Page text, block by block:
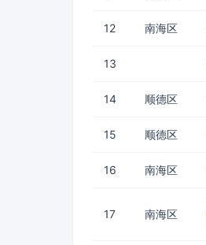
12 南海区
13
14 顺德区
15 顺德区
16 南海区
17 南海区